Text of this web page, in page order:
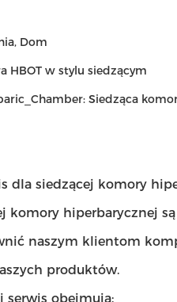
Dom
HBOT w stylu siedzącym
Siedząca
dla siedzącej komory
komory hiperbarycznej
naszym klientom
produktów.
serwis obejmują: